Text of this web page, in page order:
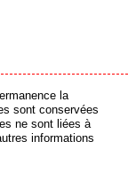
réservés
partenaire en ligne
la
sont conservées
ne sont liées à
informations